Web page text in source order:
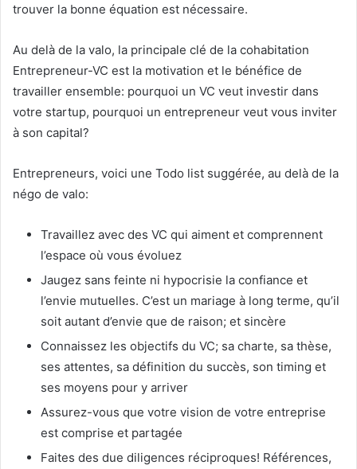
trouver la bonne équation est nécessaire.
Au delà de la valo, la principale clé de la cohabitation
Entrepreneur-VC est la motivation et le bénéfice de
travailler ensemble: pourquoi un VC veut investir dans
votre startup, pourquoi un entrepreneur veut vous inviter
à son capital?
Entrepreneurs, voici une Todo list suggérée, au delà de la
négo de valo:
Travaillez avec des VC qui aiment et comprennent
l’espace où vous évoluez
Jaugez sans feinte ni hypocrisie la confiance et
l’envie mutuelles. C’est un mariage à long terme, qu’il
soit autant d’envie que de raison; et sincère
Connaissez les objectifs du VC; sa charte, sa thèse,
ses attentes, sa définition du succès, son timing et
ses moyens pour y arriver
Assurez-vous que votre vision de votre entreprise
est comprise et partagée
Faites des due diligences réciproques! Références,